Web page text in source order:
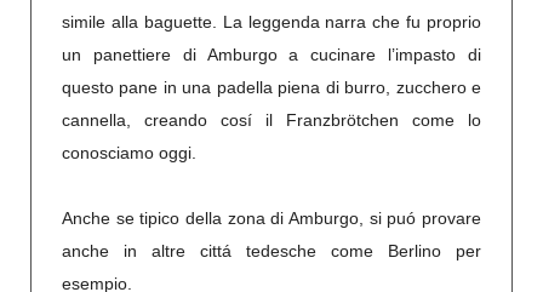
simile alla baguette. La leggenda narra che fu proprio
un panettiere di Amburgo a cucinare l’impasto di
questo pane in una padella piena di burro, zucchero e
cannella, creando cosí il Franzbrötchen come lo
conosciamo oggi.
Anche se tipico della zona di Amburgo, si puó provare
anche in altre cittá tedesche come Berlino per
esempio.